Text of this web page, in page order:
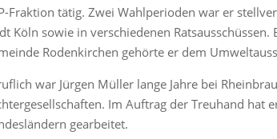
Fraktion tätig. Zwei Wahlperioden war er
Köln sowie in verschiedenen
Rodenkirchen gehörte er dem
war Jürgen Müller lange Jahre bei
Im Auftrag der Treuhand hat
gearbeitet.